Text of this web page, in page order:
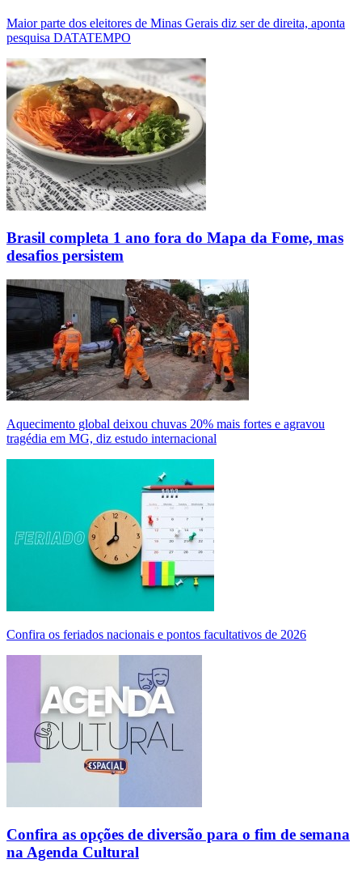
Maior parte dos eleitores de Minas Gerais diz ser de direita, aponta
pesquisa DATATEMPO
Brasil completa 1 ano fora do Mapa da Fome, mas
desafios persistem
Aquecimento global deixou chuvas 20% mais fortes e agravou
tragédia em MG, diz estudo internacional
Confira os feriados nacionais e pontos facultativos de 2026
Confira as opções de diversão para o fim de semana
na Agenda Cultural